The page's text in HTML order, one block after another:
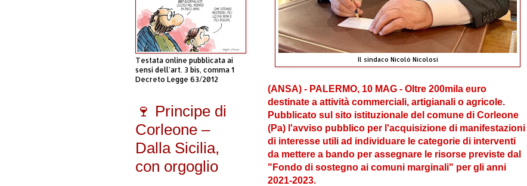
Il sindaco Nicoló Nicolosi
(ANSA) - PALERMO, 10 MAG - Oltre 200mila euro
destinate a attività commerciali, artigianali o agricole.
Pubblicato sul sito istituzionale del comune di Corleone
(Pa) l'avviso pubblico per l'acquisizione di manifestazioni
di interesse utili ad individuare le categorie di interventi
da mettere a bando per assegnare le risorse previste dal
"Fondo di sostegno ai comuni marginali" per gli anni
2021-2023.
Testata online pubblicata ai
sensi dell'art. 3 bis, comma 1
Decreto Legge 63/2012
🍷 Principe di
Corleone –
Dalla Sicilia,
con orgoglio